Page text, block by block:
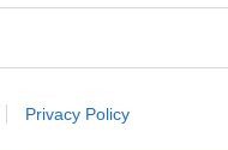
Privacy Policy